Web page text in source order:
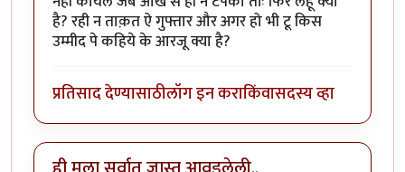
है? रही न ताक़त ऐ गुफ्तार और अगर हो भी टू किस
उम्मीद पे कहिये के आरजू क्या है?
प्रतिसाद देण्यासाठीलॉग इन कराकिंवासदस्य व्हा